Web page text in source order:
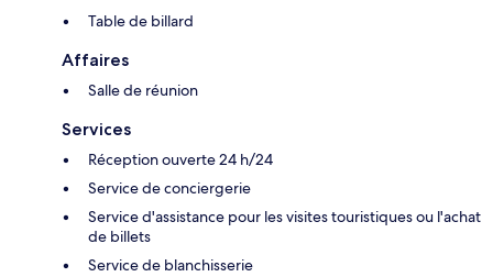
Table de billard
Affaires
Salle de réunion
Services
Réception ouverte 24 h/24
Service de conciergerie
Service d'assistance pour les visites touristiques ou l'achat
de billets
Service de blanchisserie